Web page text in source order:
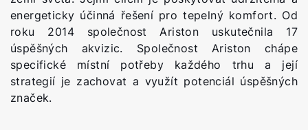
energeticky účinná řešení pro tepelný komfort. Od
roku 2014 společnost Ariston uskutečnila 17
úspěšných akvizic. Společnost Ariston chápe
specifické místní potřeby každého trhu a její
strategií je zachovat a využít potenciál úspěšných
značek.
Obchodní tým
Kariéra
5letá záruka